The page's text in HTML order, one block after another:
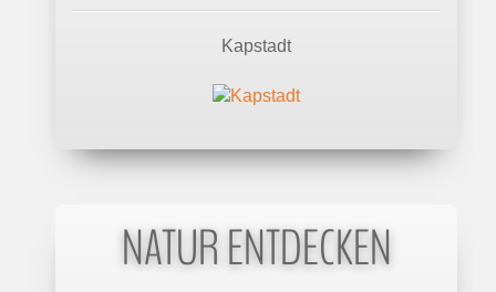
Kapstadt
NATUR ENTDECKEN